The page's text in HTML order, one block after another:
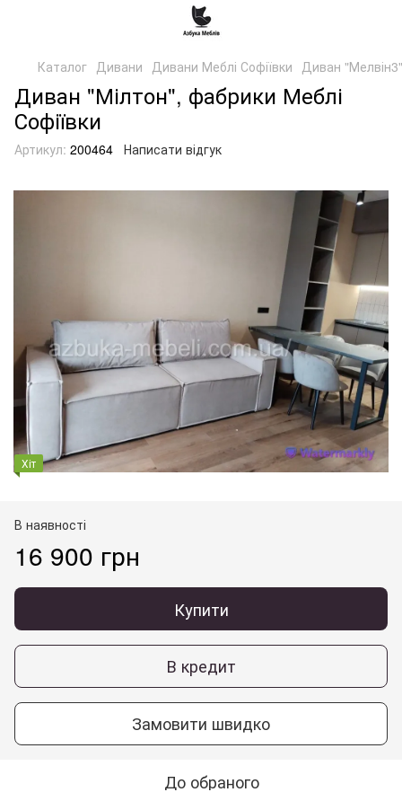
Каталог Дивани Дивани Меблі Софіївки Диван "Мелвін3"
Диван "Мілтон", фабрики Меблі
Софіївки
Артикул: 200464 Написати відгук
Хіт
В наявності
16 900 грн
Купити
В кредит
Замовити швидко
До обраного